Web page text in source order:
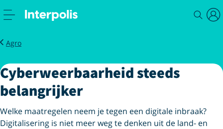
Agro
Cybercriminaliteit
Cyberweerbaarheid steeds
belangrijker
Welke maatregelen neem je tegen een digitale inbraak?
Digitalisering is niet meer weg te denken uit de land- en